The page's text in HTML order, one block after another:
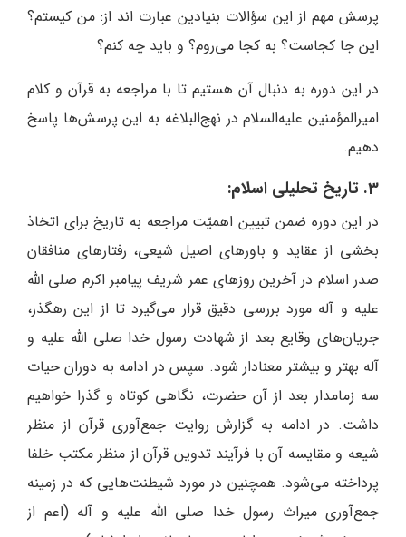
پرسش مهم از این سؤالات بنیادین عبارت اند از: من کیستم؟
این جا کجاست؟ به کجا می‌روم؟ و باید چه کنم؟
در این دوره به دنبال آن هستیم تا با مراجعه به قرآن و کلام
امیرالمؤمنین علیه‌السلام در نهج‌البلاغه به این پرسش‌ها پاسخ
دهیم.
3. تاریخ تحلیلی اسلام:
در این دوره ضمن تبیین اهمیّت مراجعه به تاریخ برای اتخاذ
بخشی از عقاید و باورهای اصیل شیعی، رفتارهای منافقان
صدر اسلام در آخرین روزهای عمر شریف پیامبر اکرم صلی الله
علیه و آله مورد بررسی دقیق قرار می‌گیرد تا از این رهگذر،
جریان‌های وقایع بعد از شهادت رسول خدا صلی الله علیه و
آله بهتر و بیشتر معنادار شود. سپس در ادامه به دوران حیات
سه زمامدار بعد از آن حضرت، نگاهی کوتاه و گذرا خواهیم
داشت. در ادامه به گزارش روایت جمع‌آوری قرآن از منظر
شیعه و مقایسه آن با فرآیند تدوین قرآن از منظر مکتب خلفا
پرداخته می‌شود. همچنین در مورد شیطنت‌هایی که در زمینه
جمع‌آوری میراث رسول خدا صلی الله علیه و آله (اعم از